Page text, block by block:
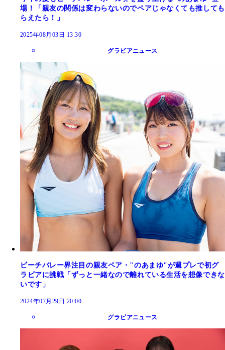
場！「親友の関係は変わらないのでペアじゃなくても推しても
らえたら！」
2025年08月03日 13:30
グラビアニュース
ビーチバレー界注目の親友ペア・"のあまゆ"が週プレで初グ
ラビアに挑戦「ずっと一緒なので離れている生活を想像できな
いです」
2024年07月29日 20:00
グラビアニュース